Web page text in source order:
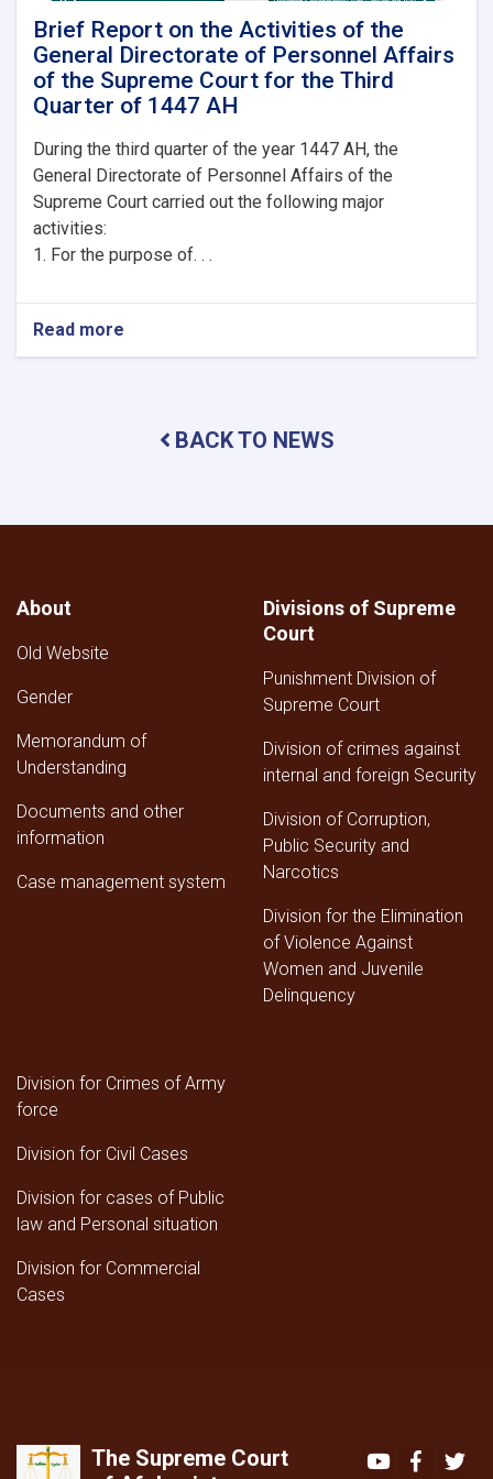
Brief Report on the Activities of the
General Directorate of Personnel Affairs
of the Supreme Court for the Third
Quarter of 1447 AH
During the third quarter of the year 1447 AH, the
General Directorate of Personnel Affairs of the
Supreme Court carried out the following major
activities:
1. For the purpose of. . .
Read more
Brief
Activities
Directorate
Third
Quarter
1447
BACK TO NEWS
About
Old Website
Gender
Memorandum of
Understanding
Documents and other
information
Case management system
Divisions of Supreme
Court
Punishment Division of
Supreme Court
Division of crimes against
internal and foreign Security
Division of Corruption,
Public Security and
Narcotics
Division for the Elimination
of Violence Against
Women and Juvenile
Delinquency
Division for Crimes of Army
force
Division for Civil Cases
Division for cases of Public
law and Personal situation
Division for Commercial
Cases
The Supreme Court
Youtube